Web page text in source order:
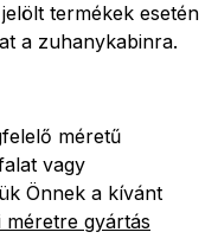
termékek esetén
a zuhanykabinra.
méretű
vagy
Önnek a kívánt
méretre gyártás